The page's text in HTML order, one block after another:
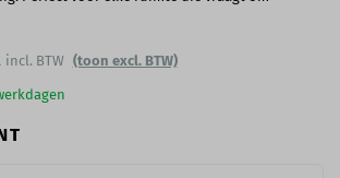
incl. BTW (toon excl. BTW)